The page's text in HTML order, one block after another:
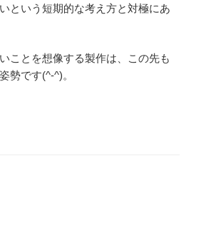
という短期的な考え方と対極にあ
ことを想像する製作は、この先も
勢です(^-^)。